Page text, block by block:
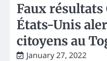
Faux résultats
États-Unis
citoyens au
January 27, 2022